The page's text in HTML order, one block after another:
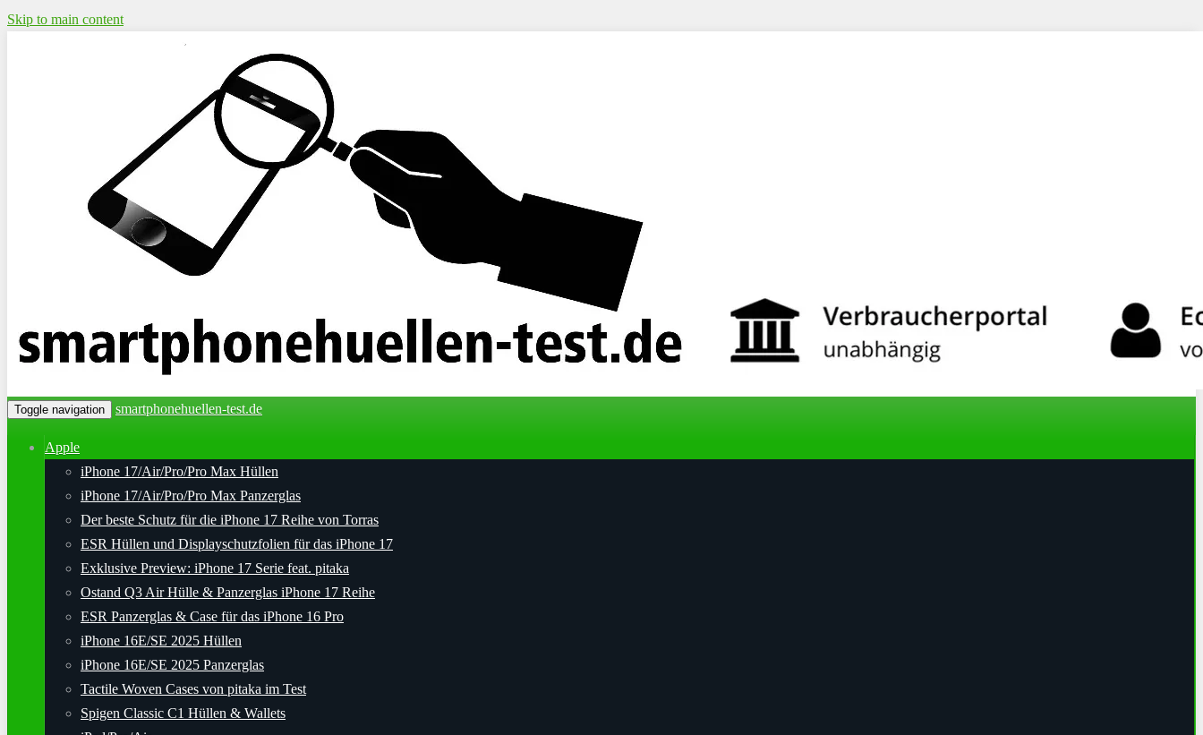
Skip to main content
Toggle navigation smartphonehuellen-test.de
Apple
iPhone 17/Air/Pro/Pro Max Hüllen
iPhone 17/Air/Pro/Pro Max Panzerglas
Der beste Schutz für die iPhone 17 Reihe von Torras
ESR Hüllen und Displayschutzfolien für das iPhone 17
Exklusive Preview: iPhone 17 Serie feat. pitaka
Ostand Q3 Air Hülle & Panzerglas iPhone 17 Reihe
ESR Panzerglas & Case für das iPhone 16 Pro
iPhone 16E/SE 2025 Hüllen
iPhone 16E/SE 2025 Panzerglas
Tactile Woven Cases von pitaka im Test
Spigen Classic C1 Hüllen & Wallets